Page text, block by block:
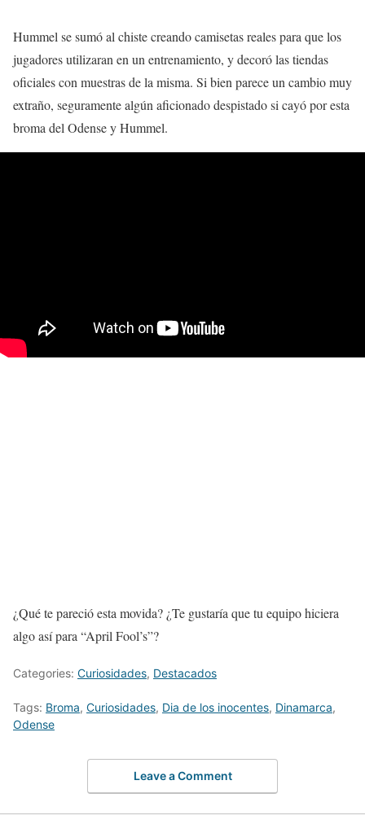
Hummel se sumó al chiste creando camisetas reales para que los
jugadores utilizaran en un entrenamiento, y decoró las tiendas
oficiales con muestras de la misma. Si bien parece un cambio muy
extraño, seguramente algún aficionado despistado si cayó por esta
broma del Odense y Hummel.
¿Qué te pareció esta movida? ¿Te gustaría que tu equipo hiciera
algo así para “April Fool’s”?
Categories: Curiosidades, Destacados
Tags: Broma, Curiosidades, Dia de los inocentes, Dinamarca,
Odense
Leave a Comment